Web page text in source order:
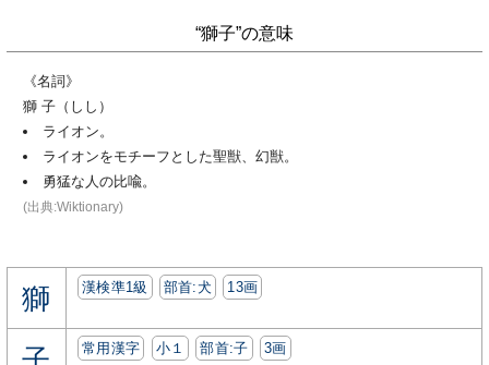
“獅子”の意味
《名詞》
獅 子（しし）
ライオン。
ライオンをモチーフとした聖獣、幻獣。
勇猛な人の比喩。
(出典:Wiktionary)
獅 漢検準1級 部首:⽝ 13画
常用漢字 小１ 部首:⼦ 3画